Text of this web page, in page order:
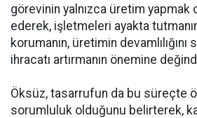
görevinin yalnızca üretim yapmak
ederek, işletmeleri ayakta
korumanın, üretimin devamlılığını
ihracatı artırmanın önemine
Öksüz, tasarrufun da bu süreçte
sorumluluk olduğunu belirterek,